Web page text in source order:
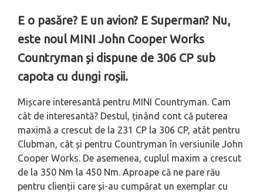
E o pasăre? E un avion? E Superman? Nu,
este noul MINI John Cooper Works
Countryman și dispune de 306 CP sub
capota cu dungi roșii.
Mișcare interesantă pentru MINI Countryman. Cam
cât de interesantă? Destul, ținând cont că puterea
maximă a crescut de la 231 CP la 306 CP, atât pentru
Clubman, cât și pentru Countryman în versiunile John
Cooper Works. De asemenea, cuplul maxim a crescut
de la 350 Nm la 450 Nm. Aproape că ne pare rău
pentru clienții care și-au cumpărat un exemplar cu